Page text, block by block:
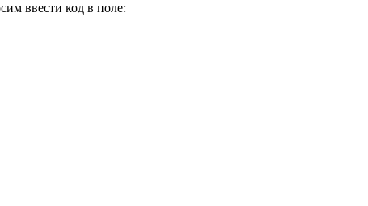
ввести код в поле: